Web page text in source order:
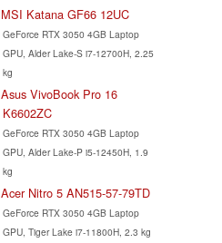
MSI Katana GF66 12UC
GeForce RTX 3050 4GB Laptop
GPU, Alder Lake-S i7-12700H, 2.25
kg
Asus VivoBook Pro 16
K6602ZC
GeForce RTX 3050 4GB Laptop
GPU, Alder Lake-P i5-12450H, 1.9
kg
Acer Nitro 5 AN515-57-79TD
GeForce RTX 3050 4GB Laptop
GPU, Tiger Lake i7-11800H, 2.3 kg